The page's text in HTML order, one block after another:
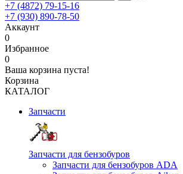
+7 (4872) 79-15-16
+7 (930) 890-78-50
Аккаунт
0
Избранное
0
Ваша корзина пуста!
Корзина
КАТАЛОГ
Запчасти
Запчасти для бензобуров
Запчасти для бензобуров ADA